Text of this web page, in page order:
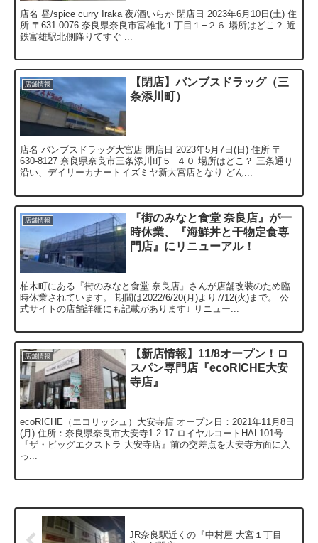
店名 昼/spice curry Iraka 夜/酒いらか 閉店日 2023年6月10日(土) 住
所 〒631-0076 奈良県奈良市富雄北１丁目１−２６ 場所はどこ？ 近
鉄富雄駅北側降りてすぐ ...
店舗情報
【閉店】バンブスドラッグ（三
条添川町）
店名 バンブスドラッグ大宮店 閉店日 2023年5月7日(日) 住所 〒
630-8127 奈良県奈良市三条添川町５−４０ 場所はどこ？ 三条通り
沿い、デイリーカナートイズミヤ新大宮店となり どん...
店舗情報
『街のみなと食堂 奈良店』が一
時休業、『海鮮丼と干物定食専
門店』にリニューアル！
柏木町にある『街のみなと食堂 奈良店』さんが店舗改装のため臨
時休業されています。 期間は2022/6/20(月)より7/12(火)まで。 公
式サイトの店舗詳細にも記載があります↓ リニュー...
店舗情報
【新店情報】11/8オープン！ロ
スパン専門店『ecoRICHE大安
寺店』
ecoRICHE（エコリッシュ）大安寺店 オープン日：2021年11月8日
(月) 住所：奈良県奈良市大安寺1-2-17 ロイヤルコートHAL101号
『ザ・ビッグエクストラ 大安寺店』前の交差点を大安寺方面に入
っ...
JR奈良駅近くの『中村屋 大宮１丁目